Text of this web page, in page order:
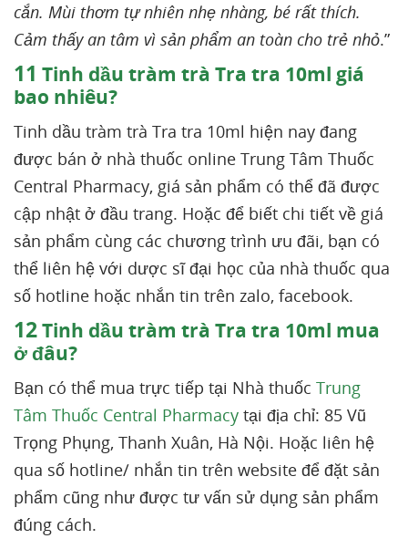
cắn. Mùi thơm tự nhiên nhẹ nhàng, bé rất thích.
Cảm thấy an tâm vì sản phẩm an toàn cho trẻ nhỏ.”
11 Tinh dầu tràm trà Tra tra 10ml giá
bao nhiêu?
Tinh dầu tràm trà Tra tra 10ml hiện nay đang
được bán ở nhà thuốc online Trung Tâm Thuốc
Central Pharmacy, giá sản phẩm có thể đã được
cập nhật ở đầu trang. Hoặc để biết chi tiết về giá
sản phẩm cùng các chương trình ưu đãi, bạn có
thể liên hệ với dược sĩ đại học của nhà thuốc qua
số hotline hoặc nhắn tin trên zalo, facebook.
12Tinh dầu tràm trà Tra tra 10ml mua
ở đâu?
Bạn có thể mua trực tiếp tại Nhà thuốc Trung
Tâm Thuốc Central Pharmacy tại địa chỉ: 85 Vũ
Trọng Phụng, Thanh Xuân, Hà Nội. Hoặc liên hệ
qua số hotline/ nhắn tin trên website để đặt sản
phẩm cũng như được tư vấn sử dụng sản phẩm
đúng cách.